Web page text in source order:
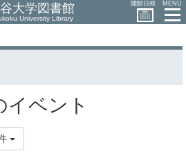
大学図書館
University Library
開館日程 MENU
イベント